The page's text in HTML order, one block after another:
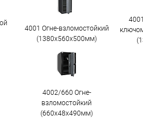
4001 Огне-взломостойкий
(1380х560х500мм)
4002/660 Огне-
взломостойкий
(660х48х490мм)